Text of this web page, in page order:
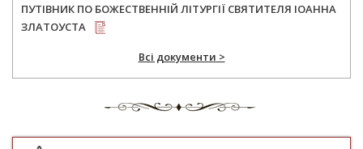
ПУТІВНИК ПО БОЖЕСТВЕННІЙ ЛІТУРГІЇ СВЯТИТЕЛЯ ІОАННА
ЗЛАТОУСТА
Всі документи >